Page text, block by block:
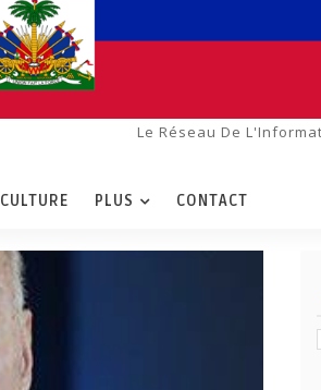
Le Réseau De
CULTURE PLUS CONTACT